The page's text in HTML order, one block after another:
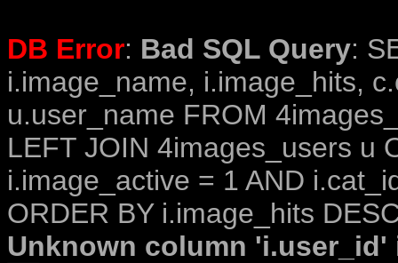
DB Error: Bad SQL Query:
i.image_name, i.image_hits,
u.user_name FROM
LEFT JOIN 4images_users u
i.image_active = 1 AND
ORDER BY i.image_hits
Unknown column